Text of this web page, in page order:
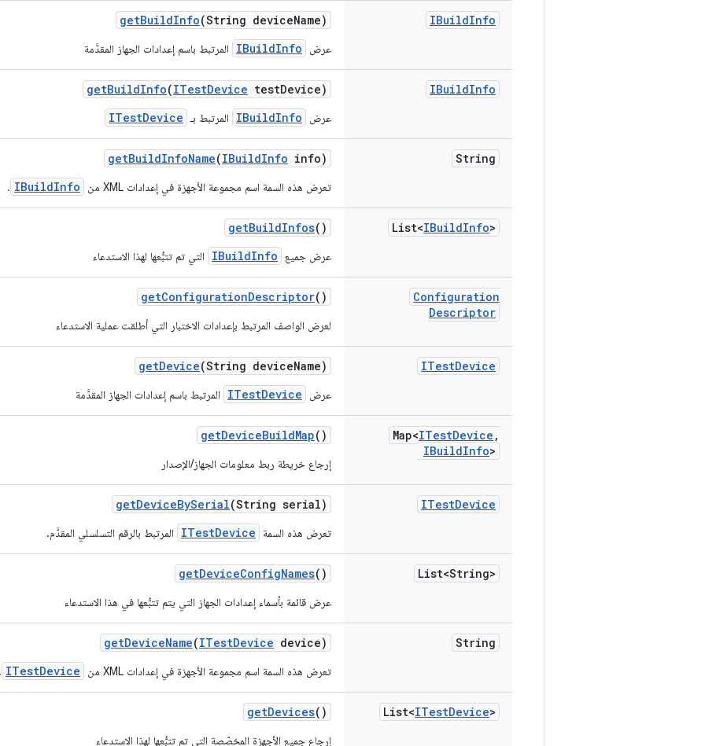
IBuildInfo
getBuildInfo(String deviceName)
عرض IBuildInfo المرتبط باسم إعدادات الجهاز المقدَّمة
IBuildInfo
getBuildInfo(ITestDevice testDevice)
عرض IBuildInfo المرتبط بـ ITestDevice
String
getBuildInfoName(IBuildInfo info)
تعرض هذه السمة اسم مجموعة الأجهزة في إعدادات XML من IBuildInfo
.
List<IBuildInfo>
getBuildInfos()
عرض جميع IBuildInfo التي تم تتبُّعها لهذا الاستدعاء
Configuration
Descriptor
getConfigurationDescriptor()
لعرض الواصف المرتبط بإعدادات الاختبار التي أطلقت عملية الاستدعاء
ITestDevice
getDevice(String deviceName)
عرض ITestDevice المرتبط باسم إعدادات الجهاز المقدَّمة
Map<ITestDevice ,
IBuildInfo>
getDeviceBuildMap()
إرجاع خريطة ربط معلومات الجهاز/الإصدار
ITestDevice
getDeviceBySerial(String serial)
تعرض هذه السمة ITestDevice المرتبط بالرقم التسلسلي المقدَّم.
List<String>
getDeviceConfigNames()
عرض قائمة بأسماء إعدادات الجهاز التي يتم تتبُّعها في هذا الاستدعاء
String
getDeviceName(ITestDevice device)
تعرض هذه السمة اسم مجموعة الأجهزة في إعدادات XML من ITestDevice
List<ITestDevice>
getDevices()
إرجاع جميع الأجهزة المخصّصة التي تم تتبُّعها لهذا الاستدعاء